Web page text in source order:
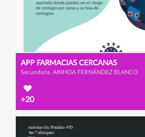
APP FARMACIAS CERCANAS
Secundaria, AINHOA FERNÁNDEZ BLANCO
+20